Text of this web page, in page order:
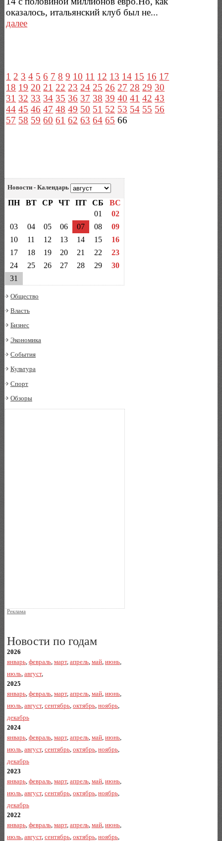
оказалось, итальянский клуб был не...
далее
1 2 3 4 5 6 7 8 9 10 11 12 13 14 15 16 17
18 19 20 21 22 23 24 25 26 27 28 29 30
31 32 33 34 35 36 37 38 39 40 41 42 43
44 45 46 47 48 49 50 51 52 53 54 55 56
57 58 59 60 61 62 63 64 65 66
Новости - Календарь
ПН ВТ СР ЧТ ПТ СБ
ВС
01
02
03
04 05 06 07 08
09
10
11 12 13 14 15
16
17
18 19 20 21 22
23
24
25 26 27 28 29
30
31
Общество
Власть
Бизнес
Экономика
События
Культура
Спорт
Обзоры
Реклама
Новости по годам
2026
январь, февраль, март, апрель, май, июнь,
июль, август,
2025
январь, февраль, март, апрель, май, июнь,
июль, август, сентябрь, октябрь, ноябрь,
декабрь
2024
январь, февраль, март, апрель, май, июнь,
июль, август, сентябрь, октябрь, ноябрь,
декабрь
2023
январь, февраль, март, апрель, май, июнь,
июль, август, сентябрь, октябрь, ноябрь,
декабрь
2022
январь, февраль, март, апрель, май, июнь,
июль, август, сентябрь, октябрь, ноябрь,